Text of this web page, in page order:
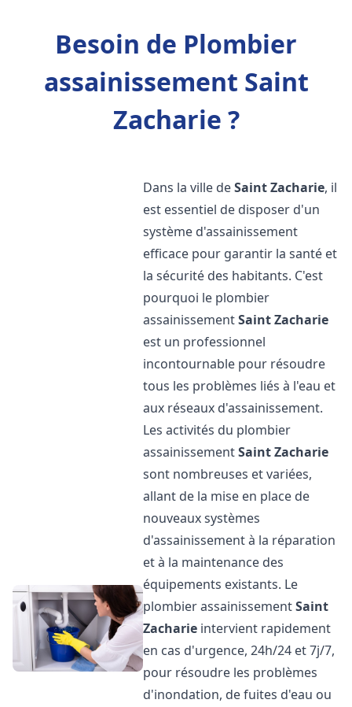
Besoin de Plombier
assainissement Saint
Zacharie ?
Dans la ville deSaint Zacharie, il
est essentiel de disposer d'un
système d'assainissement
efficace pour garantir la santé et
la sécurité des habitants. C'est
pourquoi le plombier
assainissementSaint Zacharie
est un professionnel
incontournable pour résoudre
tous les problèmes liés à l'eau et
aux réseaux d'assainissement.
Les activités du plombier
assainissementSaint Zacharie
sont nombreuses et variées,
allant de la mise en place de
nouveaux systèmes
d'assainissement à la réparation
et à la maintenance des
équipements existants. Le
plombier assainissementSaint
Zacharie intervient rapidement
en cas d'urgence, 24h/24 et 7j/7,
pour résoudre les problèmes
d'inondation, de fuites d'eau ou